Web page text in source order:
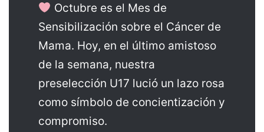
Octubre es el Mes de
Sensibilización sobre el Cáncer de
Mama. Hoy, en el último amistoso
de la semana, nuestra
preselección U17 lució un lazo rosa
como símbolo de concientización y
compromiso.